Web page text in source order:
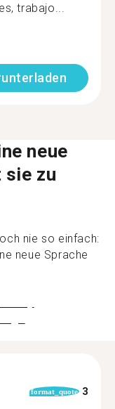
trabajo...
neue
sie zu
nie so einfach:
neue Sprache
format_quote 3